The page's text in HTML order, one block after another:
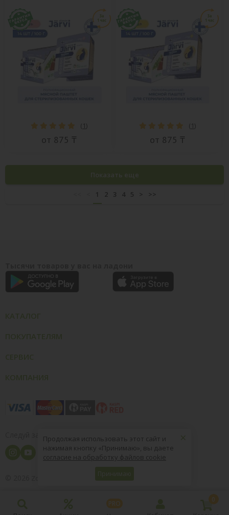
( 1)
от 875 ₸
( 1)
от 875 ₸
Показать еще
1 2 3 4 5 > >>
Следуй за нами
8 (800) 004-09-40
PRO
0
×
Продолжая использовать этот сайт и
нажимая кнопку «Принимаю», вы даете
согласие на обработку файлов cookie
Принимаю